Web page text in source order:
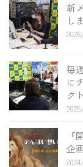
新
し
毎
に
ク
企